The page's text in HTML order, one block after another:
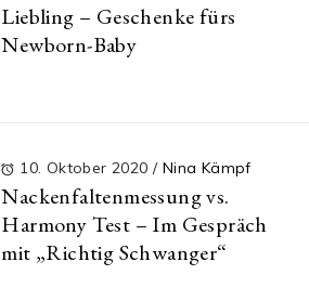
Liebling – Geschenke fürs
Newborn-Baby
10. Oktober 2020 / Nina Kämpf
Nackenfaltenmessung vs.
Harmony Test – Im Gespräch
mit „Richtig Schwanger“